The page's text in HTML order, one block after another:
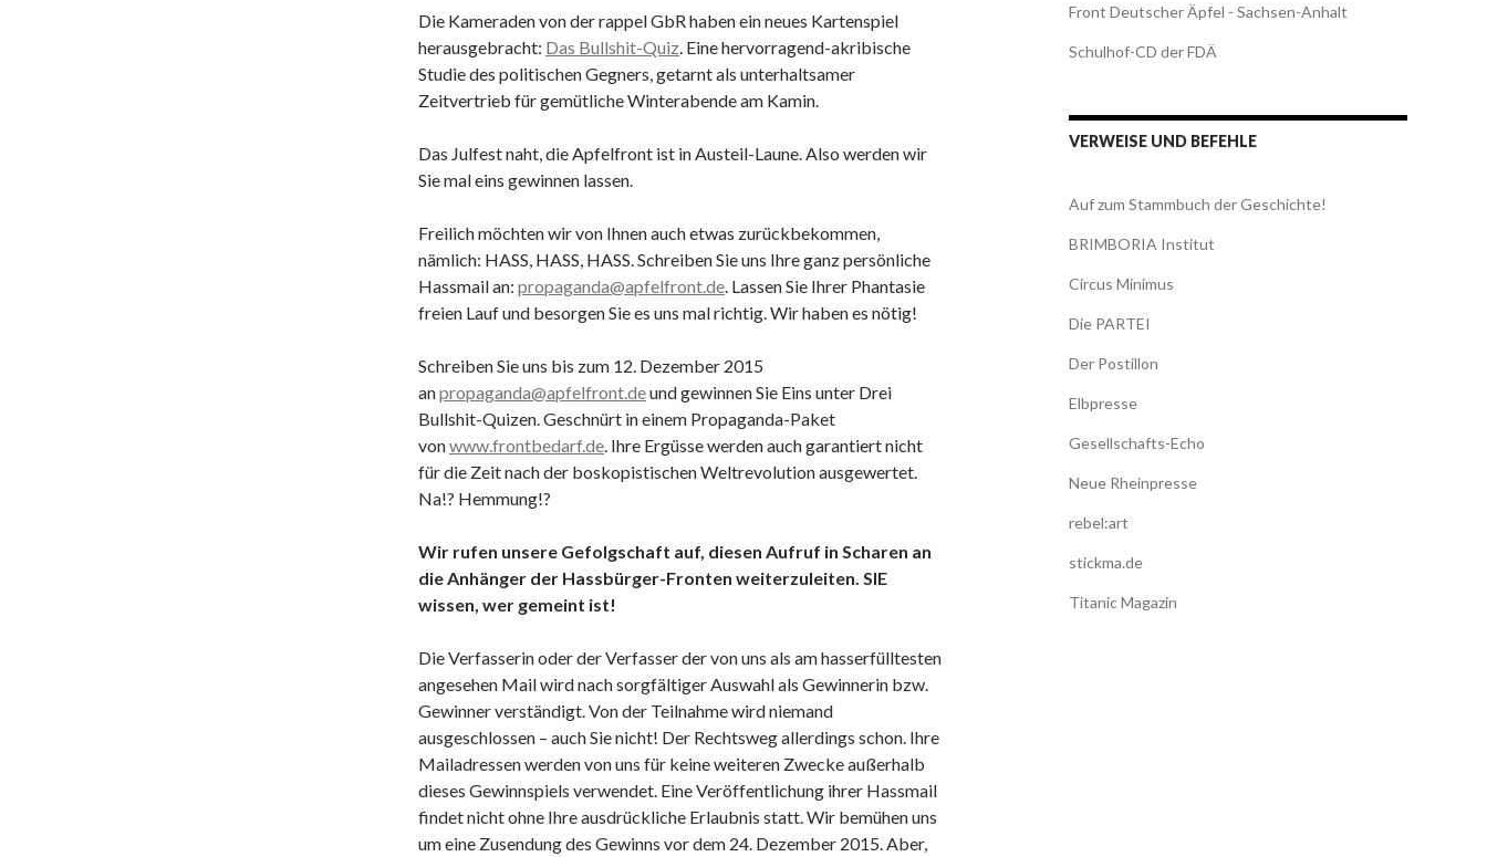
Die Kameraden von der rappel GbR haben ein neues Kartenspiel
herausgebracht: Das Bullshit-Quiz. Eine hervorragend-akribische
Studie des politischen Gegners, getarnt als unterhaltsamer
Zeitvertrieb für gemütliche Winterabende am Kamin.
Das Julfest naht, die Apfelfront ist in Austeil-Laune. Also werden wir
Sie mal eins gewinnen lassen.
Freilich möchten wir von Ihnen auch etwas zurückbekommen,
nämlich: HASS, HASS, HASS. Schreiben Sie uns Ihre ganz persönliche
Hassmail an: propaganda@apfelfront.de. Lassen Sie Ihrer Phantasie
freien Lauf und besorgen Sie es uns mal richtig. Wir haben es nötig!
Schreiben Sie uns bis zum 12. Dezember 2015
anpropaganda@apfelfront.deund gewinnen Sie Eins unter Drei
Bullshit-Quizen. Geschnürt in einem Propaganda-Paket
vonwww.frontbedarf.de. Ihre Ergüsse werden auch garantiert nicht
für die Zeit nach der boskopistischen Weltrevolution ausgewertet.
Na!? Hemmung!?
Wir rufen unsere Gefolgschaft auf, diesen Aufruf in Scharen an
die Anhänger der Hassbürger-Fronten weiterzuleiten. SIE
wissen, wer gemeint ist!
Die Verfasserin oder der Verfasser der von uns als am hasserfülltesten
angesehen Mail wird nach sorgfältiger Auswahl als Gewinnerin bzw.
Gewinner verständigt. Von der Teilnahme wird niemand
ausgeschlossen – auch Sie nicht! Der Rechtsweg allerdings schon. Ihre
Mailadressen werden von uns für keine weiteren Zwecke außerhalb
dieses Gewinnspiels verwendet. Eine Veröffentlichung ihrer Hassmail
findet nicht ohne Ihre ausdrückliche Erlaubnis statt. Wir bemühen uns
um eine Zusendung des Gewinns vor dem 24. Dezember 2015. Aber,
Front Deutscher Äpfel - Sachsen-Anhalt
Schulhof-CD der FDÄ
VERWEISE UND BEFEHLE
Auf zum Stammbuch der Geschichte!
BRIMBORIA Institut
Circus Minimus
Die PARTEI
Der Postillon
Elbpresse
Gesellschafts-Echo
Neue Rheinpresse
rebel:art
stickma.de
Titanic Magazin